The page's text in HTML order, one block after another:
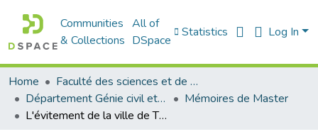
Communities
& Collections
All of
DSpace
Statistics Log In
Home
Faculté des sciences et de la technologie
Département Génie civil et Architecture
Mémoires de Master
L'évitement de la ville de Tiaret sur une linéaire de 4 km avec ouvrage dalot